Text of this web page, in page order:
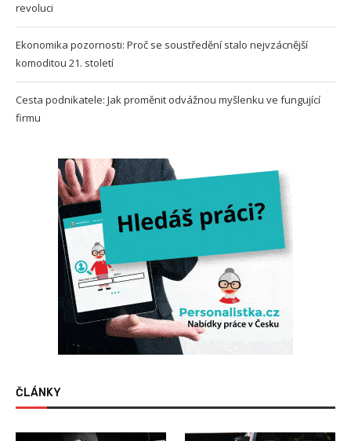
revoluci
Ekonomika pozornosti: Proč se soustředění stalo nejvzácnější
komoditou 21. století
Cesta podnikatele: Jak proměnit odvážnou myšlenku ve fungující
firmu
ČLÁNKY